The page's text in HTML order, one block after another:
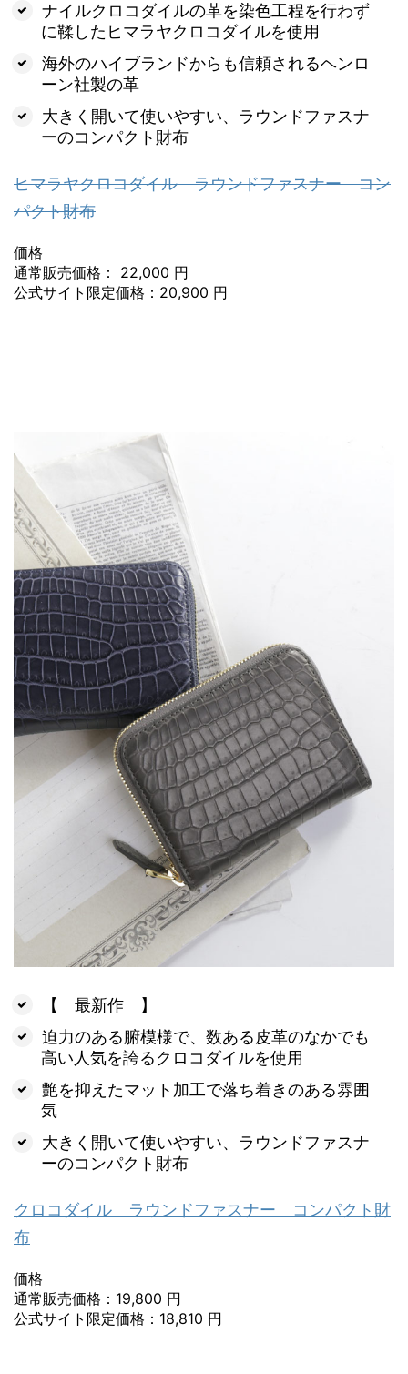
ナイルクロコダイルの革を染色工程を行わず
に鞣したヒマラヤクロコダイルを使用
海外のハイブランドからも信頼されるヘンロ
ーン社製の革
大きく開いて使いやすい、ラウンドファスナ
ーのコンパクト財布
ヒマラヤクロコダイル ラウンドファスナー コン
パクト財布
価格
通常販売価格： 22,000 円
公式サイト限定価格：20,900 円
【 最新作 】
迫力のある腑模様で、数ある皮革のなかでも
高い人気を誇るクロコダイルを使用
艶を抑えたマット加工で落ち着きのある雰囲
気
大きく開いて使いやすい、ラウンドファスナ
ーのコンパクト財布
クロコダイル ラウンドファスナー コンパクト財
布
価格
通常販売価格：19,800 円
公式サイト限定価格：18,810 円